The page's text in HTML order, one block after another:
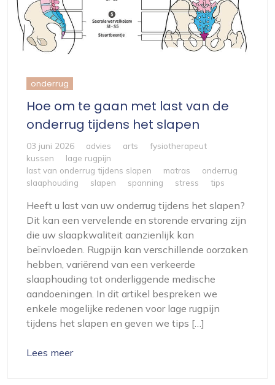
onderrug
Hoe om te gaan met last van de
onderrug tijdens het slapen
03 juni 2026 advies arts
fysiotherapeut
kussen
lage rugpijn
last van onderrug tijdens slapen
matras
onderrug
slaaphouding
slapen spanning stress tips
Heeft u last van uw onderrug tijdens het slapen?
Dit kan een vervelende en storende ervaring zijn
die uw slaapkwaliteit aanzienlijk kan
beïnvloeden. Rugpijn kan verschillende oorzaken
hebben, variërend van een verkeerde
slaaphouding tot onderliggende medische
aandoeningen. In dit artikel bespreken we
enkele mogelijke redenen voor lage rugpijn
tijdens het slapen en geven we tips […]
Lees meer